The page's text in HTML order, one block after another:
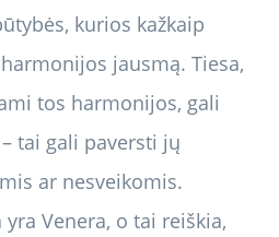
kurios kažkaip
jausmą. Tiesa,
tos harmonijos, gali
tai gali paversti jų
ar nesveikomis.
Venera, o tai reiškia,